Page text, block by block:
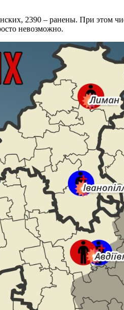
2390 – ранены. При этом
невозможно.